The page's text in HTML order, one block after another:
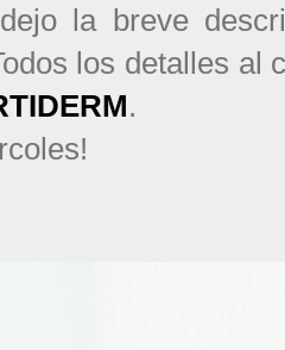
la breve
los detalles al
.